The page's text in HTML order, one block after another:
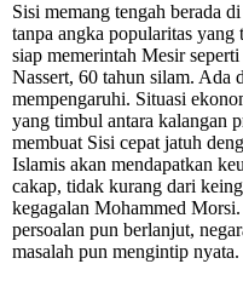
Sisi memang tengah berada
tanpa angka popularitas
siap memerintah Mesir
Nassert, 60 tahun silam. Ada
mempengaruhi. Situasi
yang timbul antara kalangan
membuat Sisi cepat jatuh
Islamis akan mendapatkan
cakap, tidak kurang dari
kegagalan Mohammed
persoalan pun berlanjut,
masalah pun mengintip nyata.